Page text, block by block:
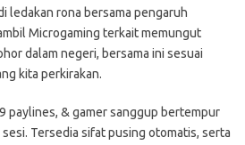
ledakan rona bersama pengaruh
Microgaming terkait memungut
dalam negeri, bersama ini sesuai
kita perkirakan.
paylines, & gamer sanggup bertempur
sesi. Tersedia sifat pusing otomatis, serta